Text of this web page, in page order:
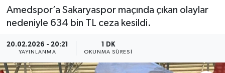
Amedspor’a Sakaryaspor maçında çıkan olaylar
nedeniyle 634 bin TL ceza kesildi.
20.02.2026 - 20:21
YAYINLANMA
1 DK
OKUNMA SÜRESI